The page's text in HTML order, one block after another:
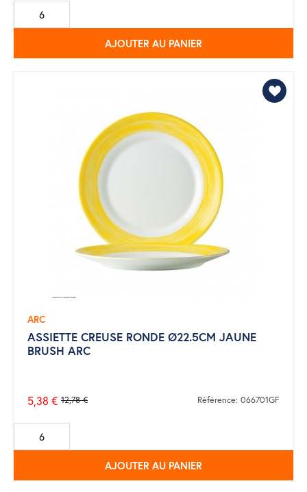
base
AJOUTER AU PANIER
ARC
ASSIETTE CREUSE RONDE Ø22.5CM JAUNE
BRUSH ARC
Prix
de
base
12,78 €
5,38 € Référence: 066701GF
AJOUTER AU PANIER